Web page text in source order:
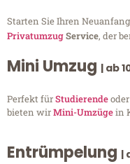
Starten Sie Ihren
PrivatumzugService, der
Mini Umzug | ab
Perfekt fürStudierende
bieten wirMini-Umzügein
Entrümpelung |